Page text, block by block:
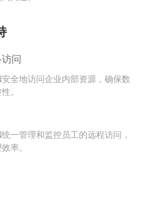
问
全地访问企业内部资源，确保数
。
一管理和监控员工的远程访问，
率。